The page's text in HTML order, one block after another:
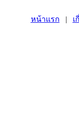
หน้าแรก | เ